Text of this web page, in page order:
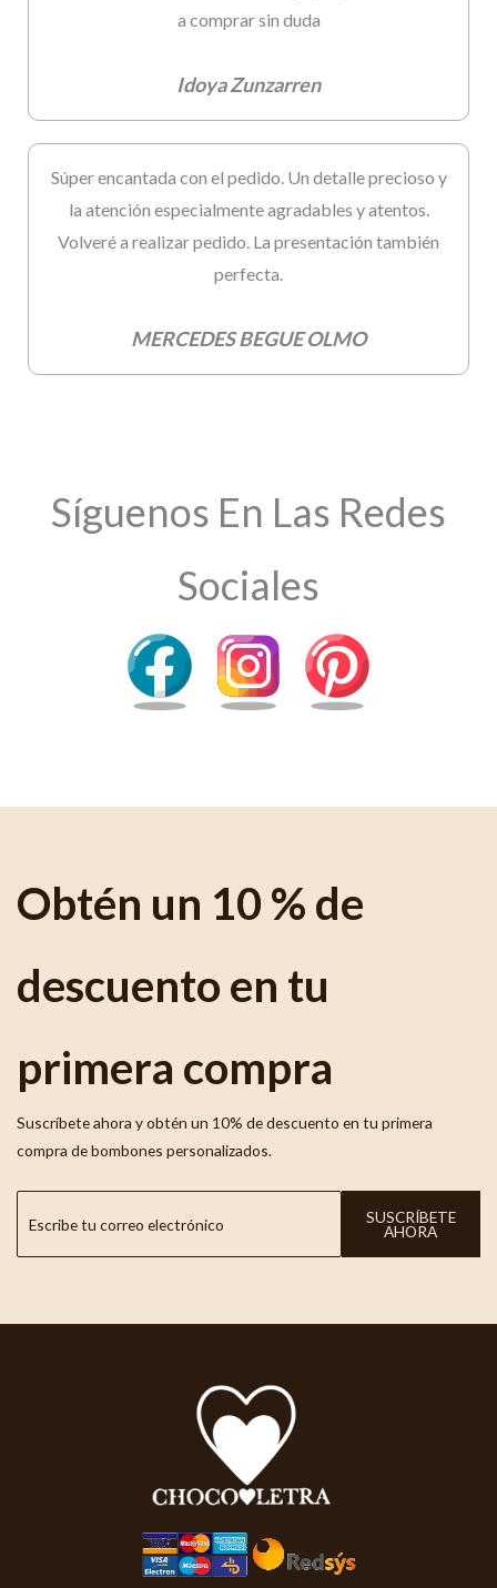
a comprar sin duda
Idoya Zunzarren
Súper encantada con el pedido. Un detalle precioso y
la atención especialmente agradables y atentos.
Volveré a realizar pedido. La presentación también
perfecta.
MERCEDES BEGUE OLMO
Síguenos En Las Redes
Sociales
Obtén un 10 % de
descuento en tu
primera compra
Suscríbete ahora y obtén un 10% de descuento en tu primera
compra de bombones personalizados.
SUSCRÍBETE
AHORA